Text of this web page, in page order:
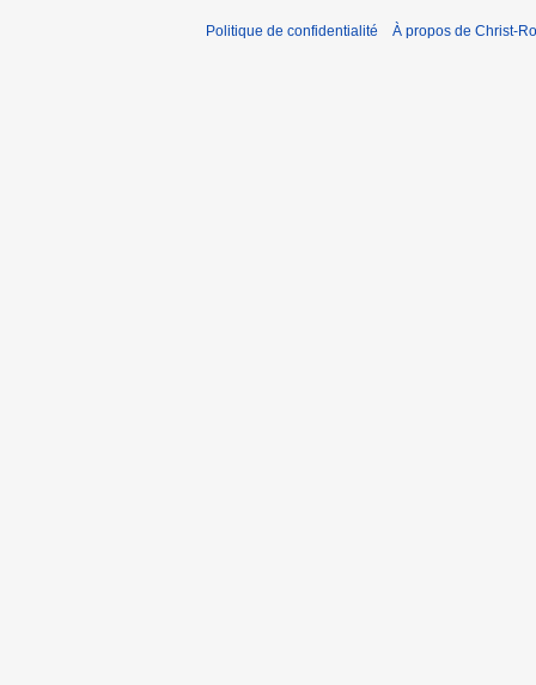
Politique de confidentialité À propos de Christ-